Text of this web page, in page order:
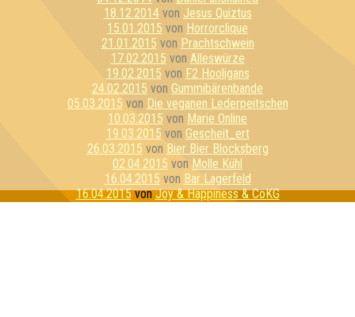
18.12.2014von Jesus Quiztus
15.01.2015 von Horrorclique
21.01.2015 von Prachtschwein
17.02.2015 von Alleswürze
19.02.2015 von F2 Hooligans
24.02.2015 von Gummibärenbande
05.03.2015 von Die veganen Lederpeitschen
10.03.2015 von Marie Online
19.03.2015 von Gescheit_ert
26.03.2015 von Bier Bier Blocksberg
02.04.2015 von Molle Kühl
16.04.2015 von Bar Lagerfeld
16.04.2015vonJoy & Happiness & CoKG